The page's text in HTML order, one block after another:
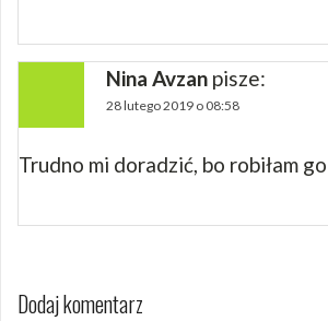
Nina Avzan pisze:
28 lutego 2019 o 08:58
Trudno mi doradzić, bo robiłam
Dodaj komentarz